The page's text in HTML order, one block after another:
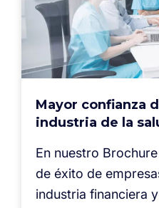
Mayor confianza
industria de la
En nuestro
de éxito de
industria financiera